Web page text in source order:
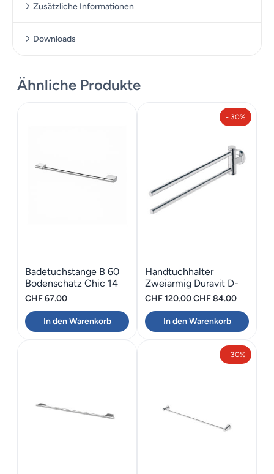
Zusätzliche Informationen
Maße 14.3 cm
Downloads
Bilder Katalog
Ähnliche Produkte
Badetuchstange B 60
Bodenschatz Chic 14
CHF67.00
In den Warenkorb
- 30%
Handtuchhalter
Zweiarmig Duravit D-
Code
CHF120.00Ursprünglicher
Preis
war:
CHF84.00Aktueller
Preis
ist:
In den Warenkorb
- 30%